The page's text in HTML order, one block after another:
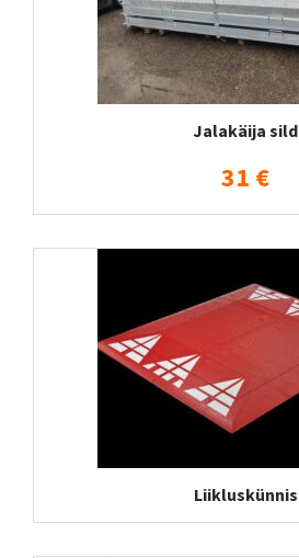
Jalakäija sild
31 €
Liikluskünnis